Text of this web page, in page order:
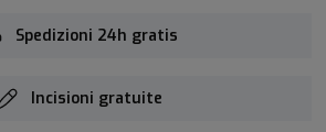
Spedizioni 24h gratis
Incisioni gratuite